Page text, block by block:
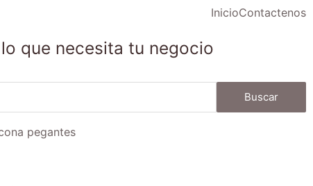
InicioContactenos
que necesita tu negocio
Buscar
pegantes